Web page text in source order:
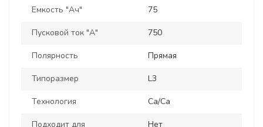
Емкость "Ач" 75
Пусковой ток "А" 750
Полярность Прямая
Типоразмер L3
Технология Ca/Ca
Подходит для Нет